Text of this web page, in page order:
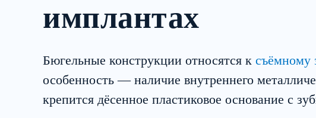
имплантах
Бюгельные конструкции относятся к съёмному
особенность — наличие внутреннего
крепится дёсенное пластиковое основание с